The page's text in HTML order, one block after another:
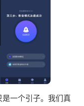
一个引子。我们真